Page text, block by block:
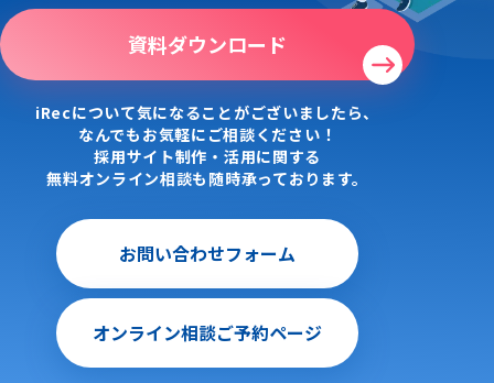
資料ダウンロード
iRecについて気になることがございましたら、
なんでもお気軽にご相談ください！
採用サイト制作・活用に関する
無料オンライン相談も随時承っております。
お問い合わせフォーム
オンライン相談ご予約ページ